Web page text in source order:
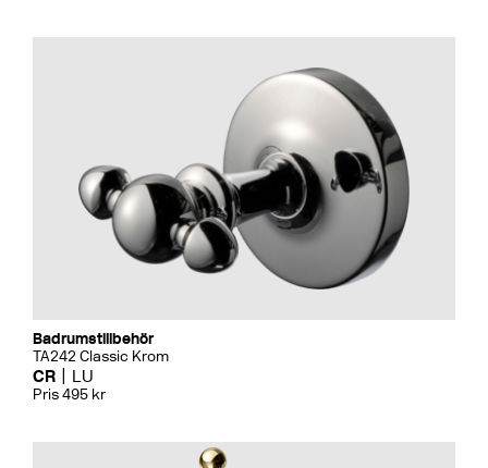
Badrumstillbehör
TA242 Classic Krom
CR LU
Pris 495 kr